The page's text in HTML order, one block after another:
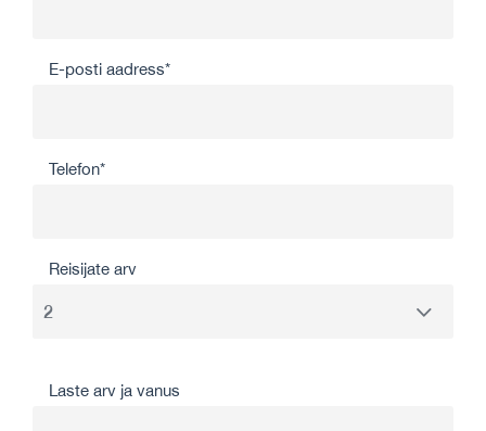
E-posti aadress*
Telefon*
Reisijate arv
Laste arv ja vanus